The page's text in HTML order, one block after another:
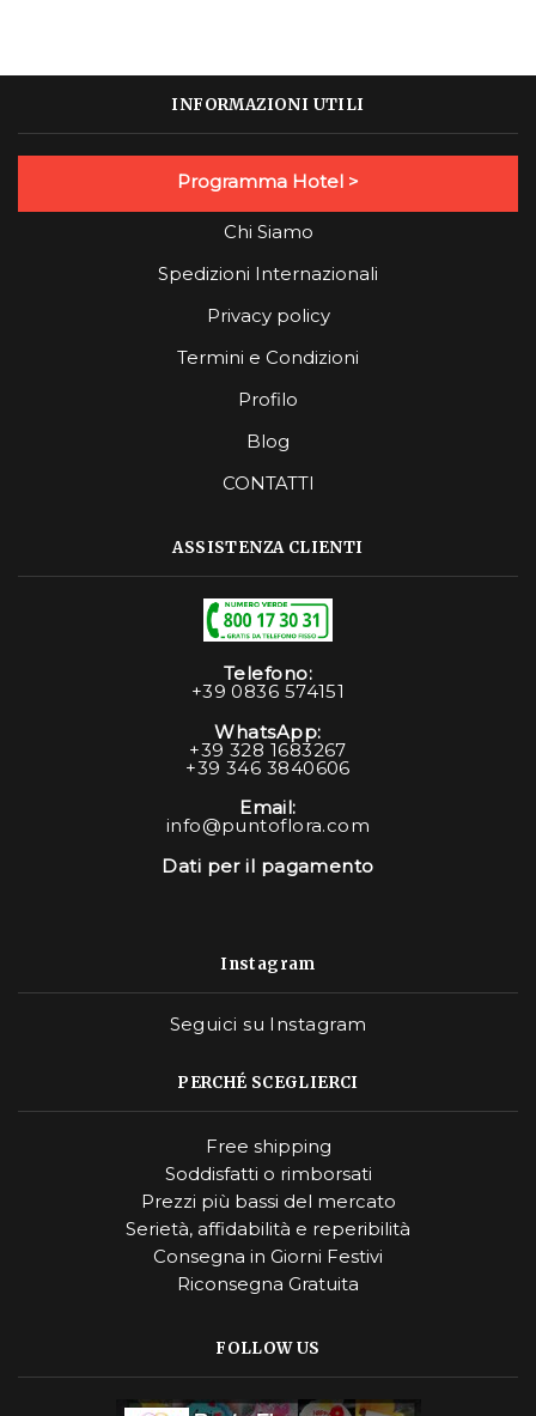
INFORMAZIONI UTILI
Programma Hotel >
Chi Siamo
Spedizioni Internazionali
Privacy policy
Termini e Condizioni
Profilo
Blog
CONTATTI
ASSISTENZA CLIENTI
Telefono:
+39 0836 574151
WhatsApp:
+39 328 1683267
+39 346 3840606
Email:
info@puntoflora.com
Dati per il pagamento
Instagram
Seguici su Instagram
PERCHÉ SCEGLIERCI
Free shipping
Soddisfatti o rimborsati
Prezzi più bassi del mercato
Serietà, affidabilità e reperibilità
Consegna in Giorni Festivi
Riconsegna Gratuita
FOLLOW US